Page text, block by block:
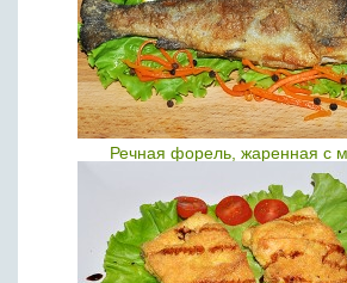
Речная форель, жаренная с